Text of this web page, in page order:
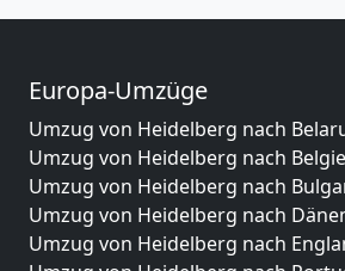
Europa-Umzüge
Umzug von Heidelberg nach
Umzug von Heidelberg nach
Umzug von Heidelberg nach
Umzug von Heidelberg nach
Umzug von Heidelberg nach